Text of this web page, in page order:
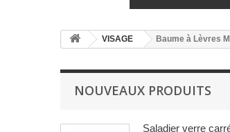
VISAGE Baume à Lèvres
NOUVEAUX PRODUITS
Saladier verre